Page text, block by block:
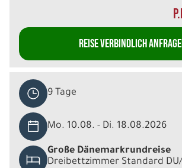
REISE VERBINDLICH
9 Tage
Mo. 10.08. - Di. 18.08.2026
Große Dänemarkrundreise
Dreibettzimmer Standard